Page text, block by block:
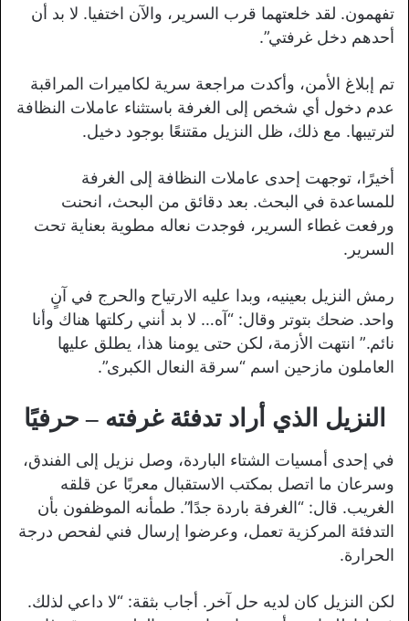
تفهمون. لقد خلعتهما قرب السرير، والآن اختفيا. لا بد أن
أحدهم دخل غرفتي”.
تم إبلاغ الأمن، وأكدت مراجعة سرية لكاميرات المراقبة
عدم دخول أي شخص إلى الغرفة باستثناء عاملات النظافة
لترتيبها. مع ذلك، ظل النزيل مقتنعًا بوجود دخيل.
أخيرًا، توجهت إحدى عاملات النظافة إلى الغرفة
للمساعدة في البحث. بعد دقائق من البحث، انحنت
ورفعت غطاء السرير، فوجدت نعاله مطوية بعناية تحت
السرير.
رمش النزيل بعينيه، وبدا عليه الارتياح والحرج في آنٍ
واحد. ضحك بتوتر وقال: “آه… لا بد أنني ركلتها هناك وأنا
نائم.” انتهت الأزمة، لكن حتى يومنا هذا، يطلق عليها
العاملون مازحين اسم “سرقة النعال الكبرى”.
النزيل الذي أراد تدفئة غرفته – حرفيًا
في إحدى أمسيات الشتاء الباردة، وصل نزيل إلى الفندق،
وسرعان ما اتصل بمكتب الاستقبال معربًا عن قلقه
الغريب. قال: “الغرفة باردة جدًا”. طمأنه الموظفون بأن
التدفئة المركزية تعمل، وعرضوا إرسال فني لفحص درجة
الحرارة.
لكن النزيل كان لديه حل آخر. أجاب بثقة: “لا داعي لذلك.